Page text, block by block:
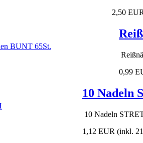
2,50
0,99
10 Nadeln
10 Nadeln
1,12 EUR (inkl.